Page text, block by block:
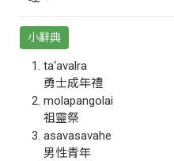
小辭典
ta‘avalra
勇士成年禮
molapangolai
祖靈祭
asavasavahe
男性青年